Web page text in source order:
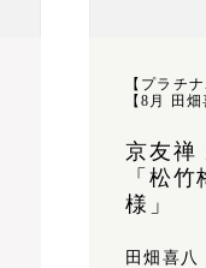
【プラチ
【8月 田畑
京友禅
「松
様」
田畑喜八